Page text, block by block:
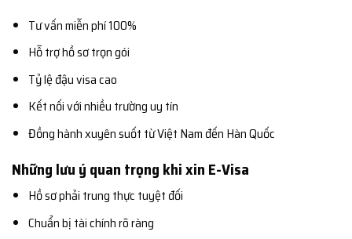
Tư vấn miễn phí 100%
Hỗ trợ hồ sơ trọn gói
Tỷ lệ đậu visa cao
Kết nối với nhiều trường uy tín
Đồng hành xuyên suốt từ Việt Nam đến Hàn Quốc
Những lưu ý quan trọng khi xin E-Visa
Hồ sơ phải trung thực tuyệt đối
Chuẩn bị tài chính rõ ràng